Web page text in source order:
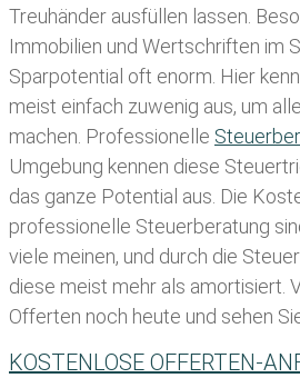
Treuhänder ausfüllen lassen .
Immobilien und Wertschriften im
Sparpotential oft enorm. Hier
meist einfach zuwenig aus, um
machen. Professionelle
Umgebung kennen diese
das ganze Potential aus. Die
professionelle Steuerberatung
viele meinen, und durch die
diese meist mehr als amortisiert.
Offerten noch heute und sehen
KOSTENLOSE OFFERTEN-